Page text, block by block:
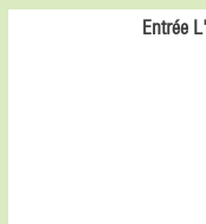
Entrée